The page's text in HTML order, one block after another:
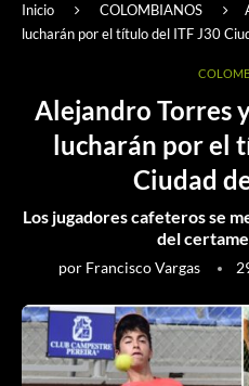
Inicio COLOMBIANOS
lucharán por el título del ITF J30
Alejandro Torres
lucharán por el
Ciudad
Los jugadores cafeteros se
del
por Francisco Vargas